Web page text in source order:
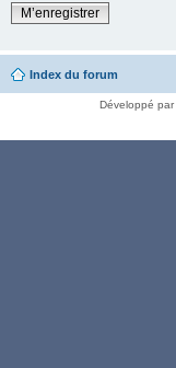
M’enregistrer
Index du forum
Développé par